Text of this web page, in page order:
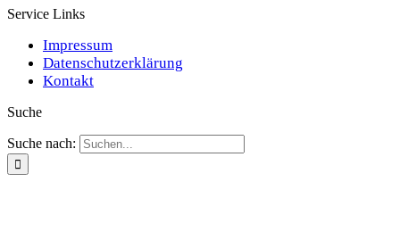
Service Links
Impressum
Datenschutzerklärung
Kontakt
Suche
Suche nach: